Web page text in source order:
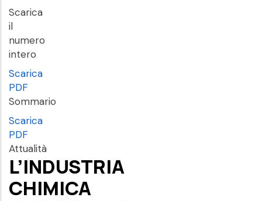
Scarica
il
numero
intero
Scarica
PDF
Sommario
Scarica
PDF
Attualità
L’INDUSTRIA
CHIMICA